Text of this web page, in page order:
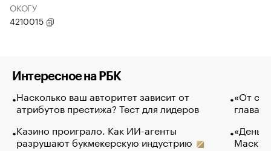
ОКОГУ
4210015
Интересное на РБК
Насколько ваш авторитет зависит от
атрибутов престижа? Тест для лидеров
Казино проиграло. Как ИИ-агенты
разрушают букмекерскую индустрию
«От
глава
Маск в